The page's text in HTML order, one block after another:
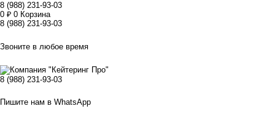
8 (988) 231-93-03
0 ₽ 0 Корзина
8 (988) 231-93-03
Звоните в любое время
8 (988) 231-93-03
Пишите нам в WhatsApp